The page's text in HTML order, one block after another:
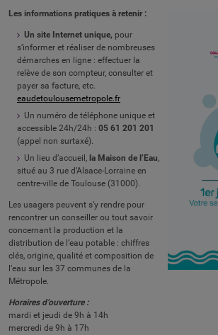
Les informations pratiques à retenir :
Un site Internet unique, pour
s’informer et réaliser de nombreuses
démarches en ligne : effectuer la
relève de son compteur, consulter et
payer sa facture, etc.
eaudetoulousemetropole.fr
Un numéro de téléphone unique et
accessible 24h/24h : 05 61 201 201
(appel non surtaxé).
Un lieu d’accueil, la Maison de l’Eau,
situé au 3 rue d’Alsace-Lorraine en
centre-ville de Toulouse (31000).
Les usagers peuvent s’y rendre pour
rencontrer un conseiller ou tout savoir
concernant la production et la
distribution de l’eau potable : chiffres
clés, origine, qualité et composition de
l’eau sur les 37 communes de la
Métropole.
Horaires d’ouverture :
mardi et jeudi de 9h à 14h
mercredi de 9h à 17h